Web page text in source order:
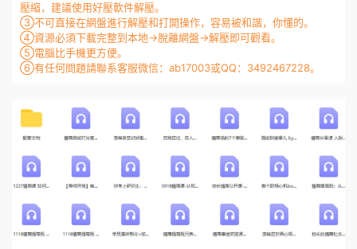
壓縮，建議使用好壓軟件解壓。
③不可直接在網盤進行解壓和打開操作，容易被和諧，你懂的。
④資源必須下載完整到本地→脫離網盤→解壓即可觀看。
⑤電腦比手機更方便。
⑥有任何問題請聯系客服微信：ab17003或QQ：3492467228。